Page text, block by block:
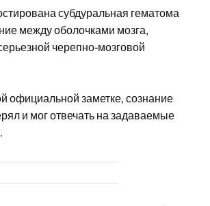
субдуральная гематома
между оболочками мозга,
черепно-мозговой
официальной заметке, сознание
и мог отвечать на задаваемые